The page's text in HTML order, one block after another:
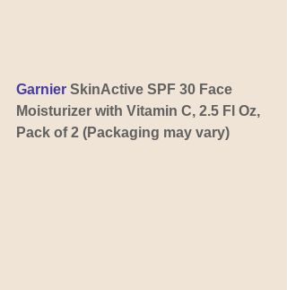
Garnier SkinActive SPF 30 Face
Moisturizer with Vitamin C, 2.5 Fl Oz,
Pack of 2 (Packaging may vary)